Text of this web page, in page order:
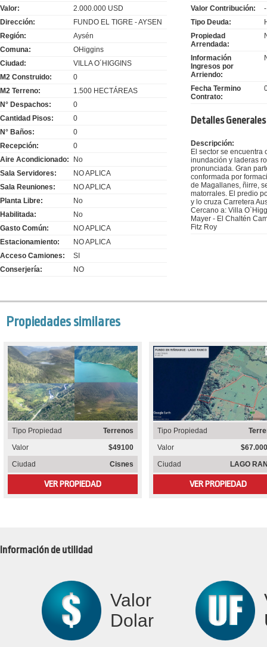
Valor:
2.000.000 USD
Dirección:
FUNDO EL TIGRE - AYSEN
Región:
Aysén
Comuna:
OHiggins
Ciudad:
VILLA O´HIGGINS
M2 Construido:
0
M2 Terreno:
1.500 HECTÁREAS
N° Despachos:
0
Cantidad Pisos:
0
N° Baños:
0
Recepción:
0
Aire Acondicionado:
No
Sala Servidores:
NO APLICA
Sala Reuniones:
NO APLICA
Planta Libre:
No
Habilitada:
No
Gasto Común:
NO APLICA
Estacionamiento:
NO APLICA
Acceso Camiones:
SI
Conserjería:
NO
Valor Contribución:
-
Tipo Deuda:
Propiedad
Arrendada:
Información
Ingresos por
Arriendo:
Fecha Termino
Contrato:
Detalles Generales
Descripción:
El sector se encuentra
inundación y laderas
pronunciada. Gran
conformada por
de Magallanes, ñirre,
matorrales. El predio
y lo cruza Carretera
Cercano a: Villa
Mayer - El Chaltén
Fitz Roy
Propiedades similares
Tipo Propiedad
Terrenos
Valor
$49100
Ciudad
Cisnes
VER PROPIEDAD
Tipo Propiedad
Valor
Ciudad
LAGO
VER PROPIEDAD
Información de utilidad
Valor
Dolar